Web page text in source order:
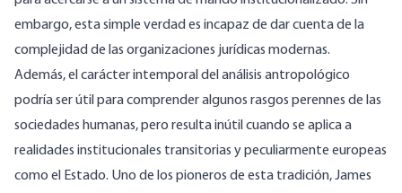
embargo, esta simple verdad es incapaz de dar cuenta de la
complejidad de las organizaciones jurídicas modernas.
Además, el carácter intemporal del análisis antropológico
podría ser útil para comprender algunos rasgos perennes de las
sociedades humanas, pero resulta inútil cuando se aplica a
realidades institucionales transitorias y peculiarmente europeas
como el Estado. Uno de los pioneros de esta tradición, James